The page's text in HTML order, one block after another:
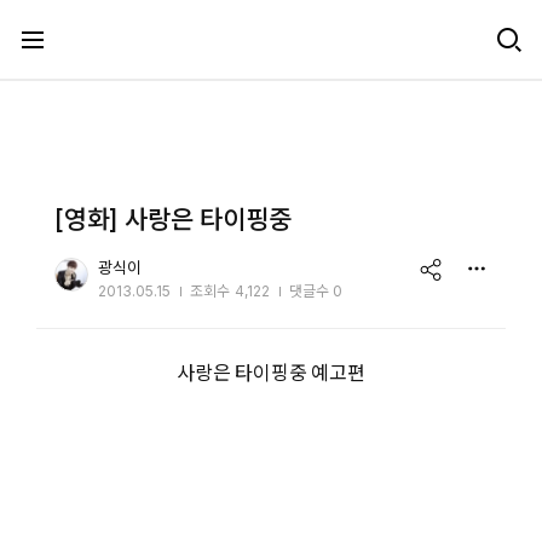
[영화] 사랑은 타이핑중
광식이
2013.05.15 조회수 4,122 댓글수 0
share
사랑은 타이핑중 예고편